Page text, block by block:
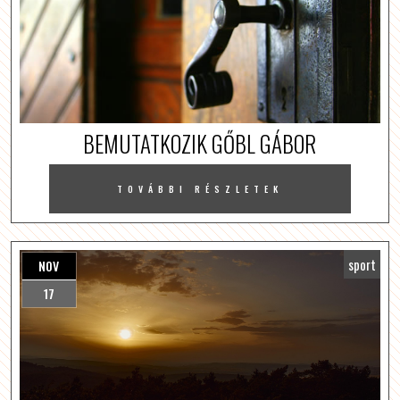
BEMUTATKOZIK GŐBL GÁBOR
TOVÁBBI RÉSZLETEK
NOV
17
sport